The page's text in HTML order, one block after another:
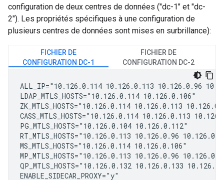
configuration de deux centres de données ("dc-1" et "dc-
2"). Les propriétés spécifiques à une configuration de
plusieurs centres de données sont mises en surbrillance):
FICHIER DE
CONFIGURATION DC-1
FICHIER DE
CONFIGURATION DC-2
ALL_IP="10.126.0.114 10.126.0.113 10.126.0.96
LDAP_MTLS_HOSTS="10.126.0.114 10.126.0.106"
ZK_MTLS_HOSTS="10.126.0.114 10.126.0.113
CASS_MTLS_HOSTS="10.126.0.114 10.126.0.113
PG_MTLS_HOSTS="10.126.0.104 10.126.0.112"
RT_MTLS_HOSTS="10.126.0.113 10.126.0.96
MS_MTLS_HOSTS="10.126.0.114 10.126.0.106"
MP_MTLS_HOSTS="10.126.0.113 10.126.0.96
QP_MTLS_HOSTS="10.126.0.132 10.126.0.133
ENABLE_SIDECAR_PROXY="y"